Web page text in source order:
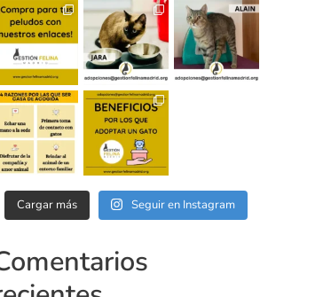
Cargar más Seguir en Instagram